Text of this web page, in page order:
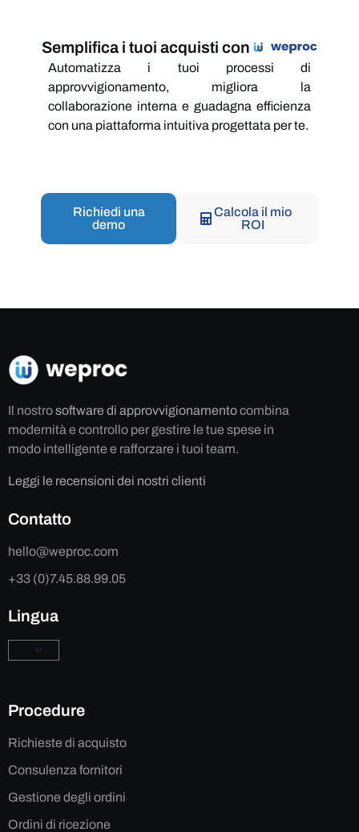
Semplifica i tuoi acquisti con
Automatizza i tuoi processi di
approvvigionamento, migliora la
collaborazione interna e guadagna efficienza
con una piattaforma intuitiva progettata per te.
Richiedi una
demo
Calcola il mio
ROI
Il nostrosoftware di approvvigionamentocombina
modernità e controllo per gestire le tue spese in
modo intelligente e rafforzare i tuoi team.
Leggi le recensioni dei nostri clienti
Contatto
hello@weproc.com
+33 (0)7.45.88.99.05
Lingua
Procedure
Richieste di acquisto
Consulenza fornitori
Gestione degli ordini
Ordini di ricezione